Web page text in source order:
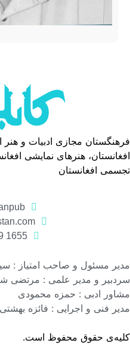
فرهنگستان مجازی ادبیات و هنر
افغانستان، هنرهای نمایشی
تجسمی افغانستان
1655 379 992 98+
مدیر مسئول و صاحب امتیاز :
سردبیر و مدیر علمی : مرتضی
مشاور ادبی : حمزه محمودی
مدیر فنی و اجرایی : فائزه بهشتی
کلیه‌ی حقوق محفوظ است.